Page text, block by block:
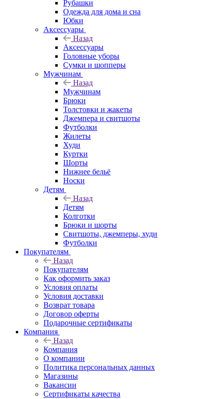
Рубашки
Одежда для дома и сна
Юбки
Аксессуары
Назад
Аксессуары
Головные уборы
Сумки и шопперы
Мужчинам
Назад
Мужчинам
Брюки
Толстовки и жакеты
Джемпера и свитшоты
Футболки
Жилеты
Худи
Куртки
Шорты
Нижнее бельё
Носки
Детям
Назад
Детям
Колготки
Брюки и шорты
Свитшоты, джемперы, худи
Футболки
Покупателям
Назад
Покупателям
Как оформить заказ
Условия оплаты
Условия доставки
Возврат товара
Договор оферты
Подарочные сертификаты
Компания
Назад
Компания
О компании
Политика персональных данных
Магазины
Вакансии
Сертификаты качества